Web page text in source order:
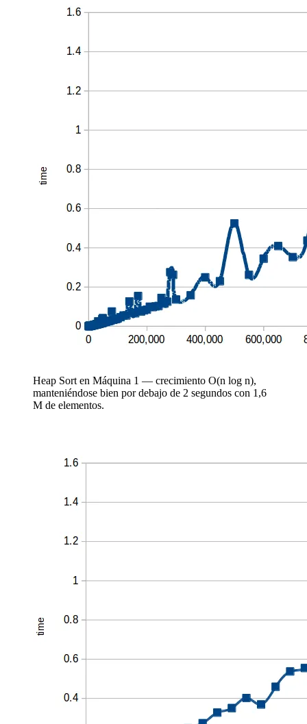
Heap Sort en Máquina 1 — crecimiento O(n log n),
manteniéndose bien por debajo de 2 segundos con 1,6
M de elementos.